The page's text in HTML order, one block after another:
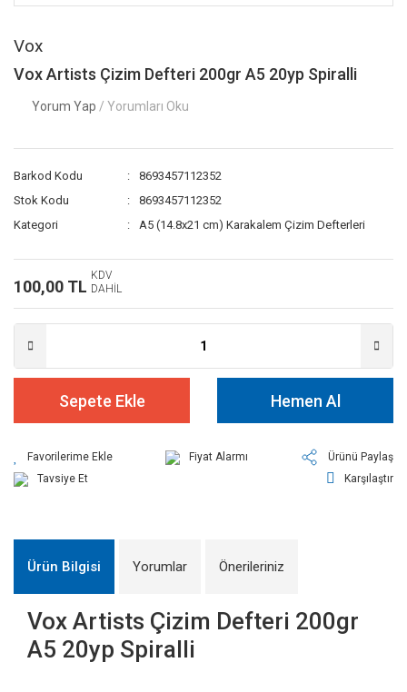
Vox
Vox Artists Çizim Defteri 200gr A5 20yp Spiralli
Yorum Yap / Yorumları Oku
Barkod Kodu
8693457112352
Stok Kodu
8693457112352
Kategori
A5 (14.8x21 cm) Karakalem Çizim Defterleri
100,00 TL
KDV
DAHİL
Sepete Ekle Hemen Al
Fiyat Alarmı
Ürünü Paylaş
Tavsiye Et
Karşılaştır
Ürün Bilgisi Yorumlar Önerileriniz
Vox Artists Çizim Defteri 200gr
A5 20yp Spiralli